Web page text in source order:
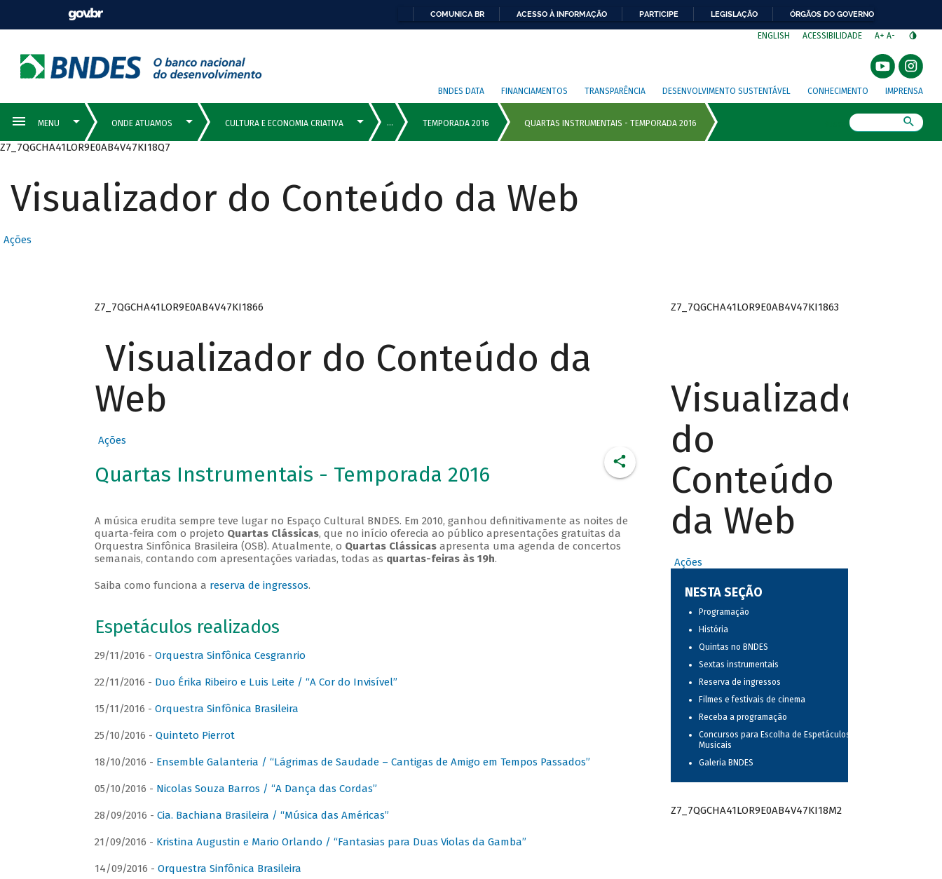
COMUNICA BR ACESSO À INFORMAÇÃO PARTICIPE LEGISLAÇÃO ÓRGÃOS DO GOVERNO
ENGLISH ACESSIBILIDADE A+ A-
BNDES DATA FINANCIAMENTOS TRANSPARÊNCIA DESENVOLVIMENTO SUSTENTÁVEL CONHECIMENTO IMPRENSA
Z7_7QGCHA41LOR9E0AB4V47KI18Q7
Visualizador do Conteúdo da Web
Ações
Z7_7QGCHA41LOR9E0AB4V47KI1866
Visualizador do Conteúdo da
Web
Ações
Quartas Instrumentais - Temporada 2016
A música erudita sempre teve lugar no Espaço Cultural BNDES. Em 2010, ganhou definitivamente as noites de
quarta-feira com o projeto Quartas Clássicas, que no início oferecia ao público apresentações gratuitas da
Orquestra Sinfônica Brasileira (OSB). Atualmente, o Quartas Clássicasapresenta uma agenda de concertos
semanais, contando com apresentações variadas, todas as quartas-feiras às 19h.
Saiba como funciona a reserva de ingressos.
Espetáculos realizados
29/11/2016 - Orquestra Sinfônica Cesgranrio
22/11/2016 - Duo Érika Ribeiro e Luis Leite / “A Cor do Invisível”
15/11/2016 - Orquestra Sinfônica Brasileira
25/10/2016 - Quinteto Pierrot
18/10/2016 - Ensemble Galanteria / “Lágrimas de Saudade – Cantigas de Amigo em Tempos Passados”
05/10/2016 - Nicolas Souza Barros / “A Dança das Cordas”
28/09/2016 - Cia. Bachiana Brasileira / “Música das Américas”
21/09/2016 - Kristina Augustin e Mario Orlando / “Fantasias para Duas Violas da Gamba”
14/09/2016 - Orquestra Sinfônica Brasileira
Z7_7QGCHA41LOR9E0AB4V47KI1863
Visualizador
do
Conteúdo
da Web
Ações
NESTA SEÇÃO
Programação
História
Quintas no BNDES
Sextas instrumentais
Reserva de ingressos
Filmes e festivais de cinema
Receba a programação
Concursos para Escolha de Espetáculos
Musicais
Galeria BNDES
Z7_7QGCHA41LOR9E0AB4V47KI18M2